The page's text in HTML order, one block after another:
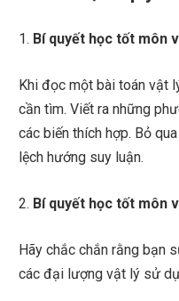
Bí quyết học tốt môn
Khi đọc một bài toán vật
cần tìm. Viết ra những
các biến thích hợp. Bỏ
lệch hướng suy luận.
Bí quyết học tốt môn
Hãy chắc chắn rằng bạn
các đại lượng vật lý sử